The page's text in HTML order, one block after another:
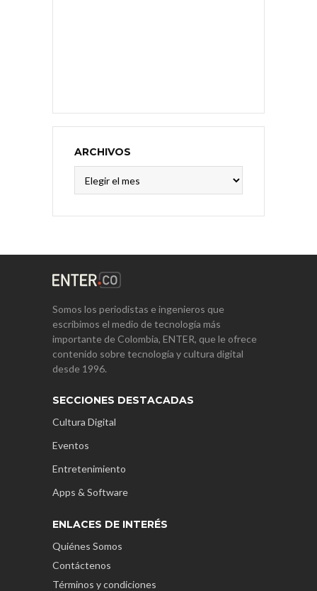
ARCHIVOS
Somos los periodistas e ingenieros que
escribimos el medio de tecnología más
importante de Colombia, ENTER, que le ofrece
contenido sobre tecnología y cultura digital
desde 1996.
SECCIONES DESTACADAS
Cultura Digital
Eventos
Entretenimiento
Apps & Software
ENLACES DE INTERÉS
Quiénes Somos
Contáctenos
Términos y condiciones